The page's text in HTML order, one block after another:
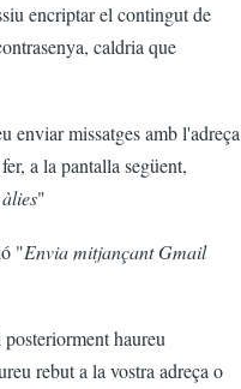
encriptar el contingut de
caldria que
enviar missatges amb l'adreça
a la pantalla següent,
"
"Envia mitjançant Gmail
haureu
rebut a la vostra adreça o